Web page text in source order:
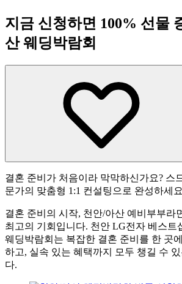
지금 신청하면 100% 선물
산 웨딩박람회
결혼 준비가 처음이라 막막하신가요? 스
문가의 맞춤형 1:1 컨설팅으로 완성하세
결혼 준비의 시작, 천안/아산 예비부부라
최고의 기회입니다. 천안 LG전자 베스트
웨딩박람회는 복잡한 결혼 준비를 한 곳
하고, 실속 있는 혜택까지 모두 챙길 수
다.